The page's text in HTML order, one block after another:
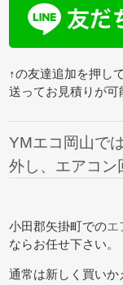
↑の友達追加を押し
送ってお見積りが可
YMエコ岡山で
外し、エアコン
小田郡矢掛町でのエ
ならお任せ下さい。
通常は新しく買いか